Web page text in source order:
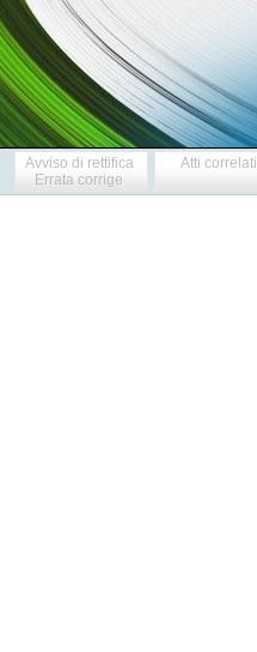
Avviso di rettifica
Errata corrige
Atti correlati